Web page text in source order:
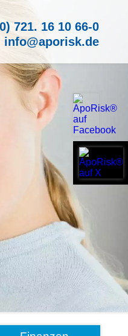
721. 16 10 66-0
info@aporisk.de